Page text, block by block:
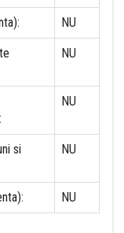
NU
NU
NU
si
NU
NU